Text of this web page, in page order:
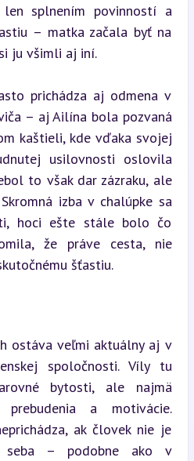
splnením povinností a
– matka začala byť na
ju všimli aj iní.
prichádza aj odmena v
– aj Ailína bola pozvaná
kaštieli, kde vďaka svojej
usilovnosti oslovila
to však dar zázraku, ale
izba v chalúpke sa
hoci ešte stále bolo čo
že práve cesta, nie
šťastiu.
ostáva veľmi aktuálny aj v
spoločnosti. Víly tu
bytosti, ale najmä
prebudenia a motivácie.
ak človek nie je
seba – podobne ako v